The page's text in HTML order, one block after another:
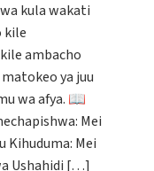
kula wakati
kile
ambacho
ya juu
wa afya. 📖
Mei
Mei
Ushahidi […]